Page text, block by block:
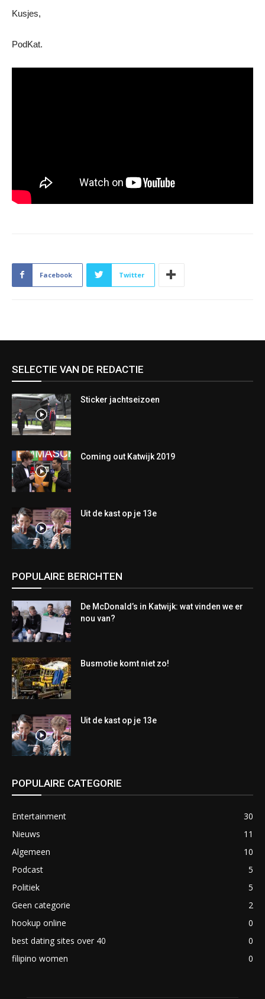
Kusjes,
PodKat.
Facebook Twitter
SELECTIE VAN DE REDACTIE
Sticker jachtseizoen
Coming out Katwijk 2019
Uit de kast op je 13e
POPULAIRE BERICHTEN
De McDonald’s in Katwijk: wat vinden we er
nou van?
Busmotie komt niet zo!
Uit de kast op je 13e
POPULAIRE CATEGORIE
Entertainment
30
Nieuws
11
Algemeen
10
Podcast
5
Politiek
5
Geen categorie
2
hookup online
0
best dating sites over 40
0
filipino women
0